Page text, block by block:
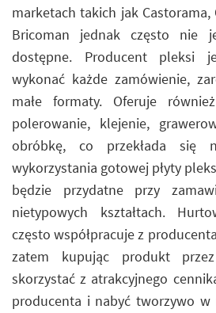
marketach takich jak
Bricoman jednak często nie
dostępne. Producent pleksi
wykonać każde zamówienie,
małe formaty. Oferuje
polerowanie, klejenie,
obróbkę, co przekłada się
wykorzystania gotowej płyty
będzie przydatne przy
nietypowych kształtach.
często współpracuje z
zatem kupując produkt
skorzystać z atrakcyjnego
producenta i nabyć tworzywo